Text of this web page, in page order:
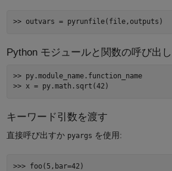
Python モジュールと関数の呼び出し
>> py.module_name.function_name
キーワード引数を渡す
直接呼び出すか pyargs を使用:
>>> foo(5,bar=42)